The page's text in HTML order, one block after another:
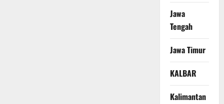
Jawa
Tengah
Jawa Timur
KALBAR
Kalimantan